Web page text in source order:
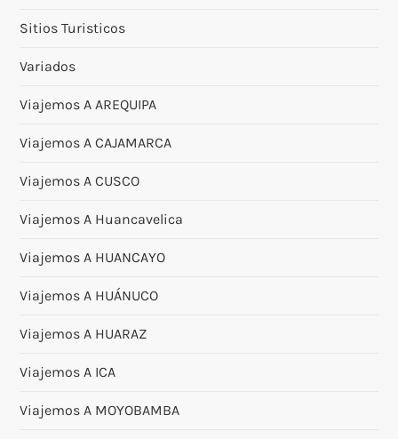
Sitios Turisticos
Variados
Viajemos A AREQUIPA
Viajemos A CAJAMARCA
Viajemos A CUSCO
Viajemos A Huancavelica
Viajemos A HUANCAYO
Viajemos A HUÁNUCO
Viajemos A HUARAZ
Viajemos A ICA
Viajemos A MOYOBAMBA